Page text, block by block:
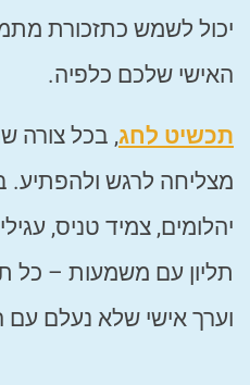
יכול לשמש כתזכורת
האישי שלכם כלפיה.
תכשיט לחג, בכל צורה
מצליחה לרגש
יהלומים, צמיד טניס,
תליון עם משמעות – כל
וערך אישי שלא נעלם עם